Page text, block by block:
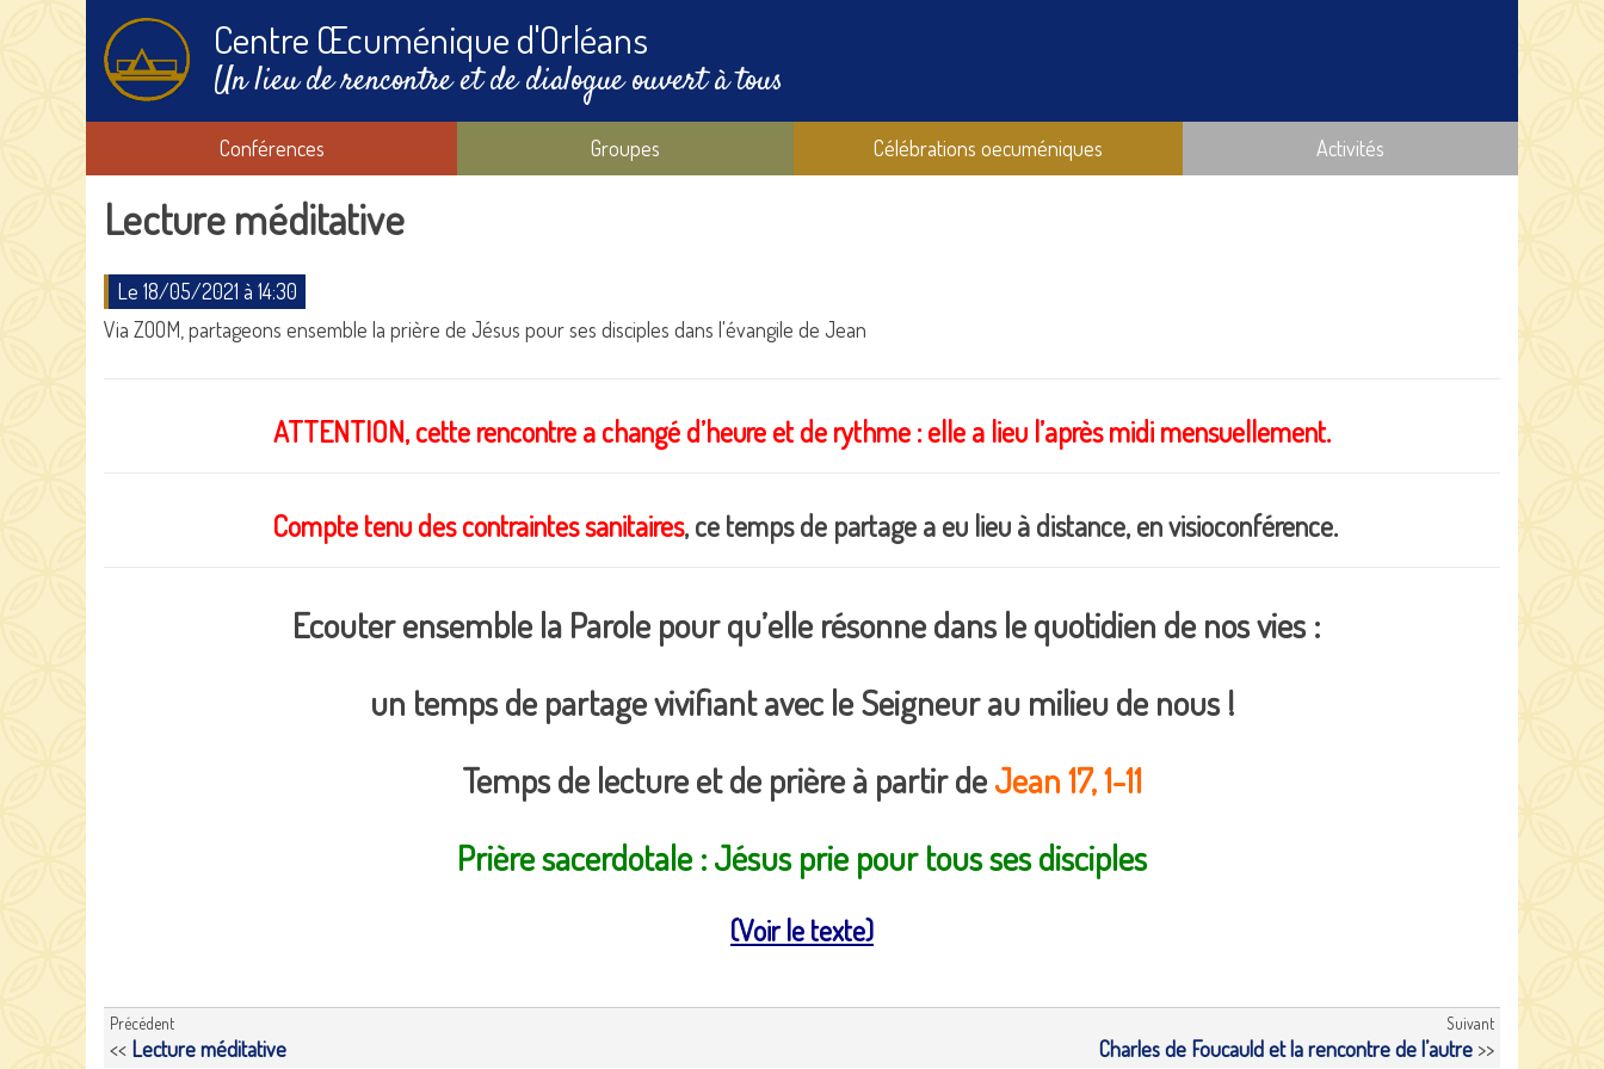
Centre Œcuménique d'Orléans
Un lieu de rencontre et de dialogue ouvert à tous
Conférences Groupes Célébrations oecuméniques Activités
Lecture méditative
Le 18/05/2021 à 14:30
Via ZOOM, partageons ensemble la prière de Jésus pour ses disciples dans l'évangile de Jean
ATTENTION, cette rencontre a changé d’heure et de rythme : elle a lieu l’après midi mensuellement.
Compte tenu des contraintes sanitaires, ce temps de partage a eu lieu à distance, en visioconférence.
Ecouter ensemble la Parole pour qu’elle résonne dans le quotidien de nos vies :
un temps de partage vivifiant avec le Seigneur au milieu de nous !
Temps de lecture et de prière à partir deJean 17, 1-11
Prière sacerdotale : Jésus prie pour tous ses disciples
(Voir le texte)
Précédent
<< Lecture méditative
Suivant
Charles de Foucauld et la rencontre de l’autre >>